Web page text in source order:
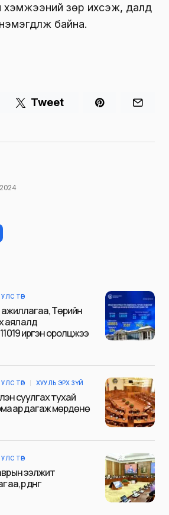
хэмжээний зөрүү ихсэж, далд
байна.
Tweet
нийтлэхгүй.
УЛС ТӨР
ажиллагаа, Төрийн
аялалд
иргэн оролцжээ
УЛС ТӨР ХУУЛЬ ЭРХ ЗҮЙ
суулгах тухай
дагаж мөрдөнө
УЛС ТӨР
ээлжит
үр дүнг